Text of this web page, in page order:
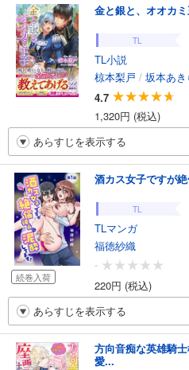
金と銀と、オオカ
TL
TL小説
椋本梨戸 / 坂本あき
4.7
1,320円 (税込)
あらすじを表示する
続巻入荷
酒カス女子ですが
TL
TLマンガ
福徳紗織
-
220円 (税込)
あらすじを表示する
方向音痴な英雄騎
愛...